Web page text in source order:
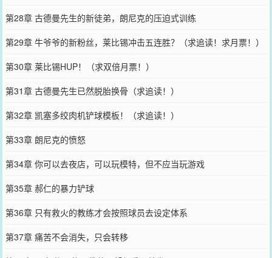
第28章 古德曼先生的新徒弟，朗尼克的压迫式训练
第29章 牛爷爷的新粉丝，莱比锡冲击五连胜？（求追读！求月票！）
第30章 莱比锡HUP！（求双倍月票！）
第31章 古德曼先生已然脱胎换骨（求追读！）
第32章 凯塞多绞肉机铲球模板！（求追读！）
第33章 朗尼克的愤怒
第34章 你可以去夜店，可以玩模特，但不应当玩游戏
第35章 郝仁的暴力铲球
第36章 只有救火的教练才会按照球员去设定体系
第37章 痛苦不会消失，只会转移